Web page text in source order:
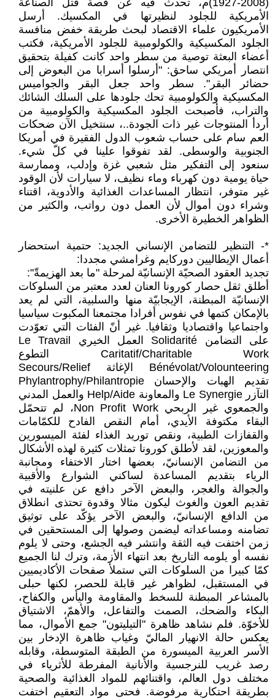
(1927-2008)م، تحدث فيه عن قصة قتل الصناعة
الأمريكية للجلود لنظيرتها في المكسيك. أرسل
الأمريكيون علماء الاقتصاد لبحث طريقة خفض منافسة
الجلود المكسيكية والكولومبية للجلود الأمريكية، فكتب
أعضاء البعثة توصية من سطر واحد كانت كفيلة بتحقيق
انتصار أمريكي ساحق: "أرسلوا أسرابا من البعوض إلى
حضائر البقر". سطر واحد جعل البقر والجواميس
المكسيكية والكولومبية تحك جلودها على السلك الشائك
والتراب، فأصبحت الجلود المكسيكية والكولومبية من
أردأ المنتوجات غير ذات الجودة..، سنتخيل الآن ضحكات
العم سام على حساب شعوب الدول الفقيرة في أمريكا
الجنوبية والوسطى. لقد تفوقوا علينا في كلّ شيء.
سنعود إلى التفكير مثل شعبي غزة وإدلب، وممارسة
حياة يومية دون كهرباء وماء نظيف، لا سيارات لأن الوقود
غير متوفر، انتظار المساعدات الغذائية والأدوية، اقتناء
وشراء دون أموال لأن العمل دون رواتب، والكثير من
الظواهر الخطيرة الأخرى.
*- التنظير للتضامن الإنساني الجديد: حتمية استحضار
أعمال الإيطاليين دوركايم وغرامشي مجددا:
تجديد العقود الصحيّة الإنسانيّة لمرحلة "ما بعد الهزيمةّ":
أطلق ثقل حصار كورونا العنان لعدد معتبر من السلوكات
الإنسانيّة المبطنة، الإيجابيّة منها والسلبية، التي لم يعد
بالإمكان كتمها في نفوس أفرادا مجتمعنا المكبوت سياسيا
واجتماعيا واقتصاديا وثقافيا. غير أنّ الفئات التي تعوّدت
على التضامن Solidarité العمل الخيري Le Travail
Caritatif/Charitable Work التطوع
Bénévolat/Volounteering الإغاثة Secours/Relief
تقديم الهبات والإحسان Phylantrophy/Philantropie
التآزر Le Synergie والمعاونة Help/Aide والعمل المدني
والجمعوي غير الربحي Non Profit Work، لم تتحمّل
البقاء مكتوفة الأيدي، أمام النقص الفادح للكمّامات
والقفازات الطبية، ونقص توريد الغذاء لفئة الميسورين
والمعوزين، لقد لأطلق كورونا تمثلات كثيرة لهذه الأشكال
من التضامن الإنسانيّ، بعضها اختار الاختفاء ومجانبة
الرياء بتقديم المساعدة لساكني الشوارع والأقبية
والجوالة والغجر، والبعض الآخر دافع عن علنيته في
تقديم العون والغوث ليكون مثالا وقدوة تحتذى انطلاق
من الدافع الإنسانيّ، والبعض الآخر يؤكّد على توثيق
تضامنه ومساعداته ليضمن وصولها إلى المستحقين في
زمن اختفت فيه الثقة وانتشر فيه الجشع، وحتى لا يلوم
نفسه أو يلومه التاريخ بعد انتهاء الأزمة، وترك لنا الجميع
كمّا كبيرا من السلوكات التي ستملأ صفحات الأكاديميين
في المستقبل، لظواهر غير قابلة للحصر، لكنها حبلى
بالمشاعر المبطنة للسخط والمقاومة واليأس والكفاح،
البكاء والضحك، الصمت والتفاعل، والأهمّ، الاشتياق
للأخوّة. فلم نشاهد ظاهرة "التيليتون" جمع الأموال، مما
يعكس حالة الانهيار الماليّ وغياب ظاهرة الإدخار بين
الأسر العربية الميسورة من الطبقة المتوسطة، وقابله
رصد غريب للنرجسية والأنانية المفرطة للأثرياء في
مختلف دول العالم، واقتنائهم للمواد الغذائية والصحية
بطريقة احتكارية مرفوضة. فحتى مواد التعقيم اختفت